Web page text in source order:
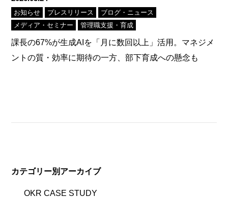
カテゴリー別アーカイブ
OKR CASE STUDY
課長の67%が生成AIを「月に数回以上」活用。マネジメ
ントの質・効率に期待の一方、部下育成への懸念も
お知らせ プレスリリース
ブログ・ニュース
メディア・セミナー
管理職支援・育成